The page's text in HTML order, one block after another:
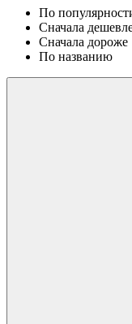
По
Сначала
Сначала дороже
По названию